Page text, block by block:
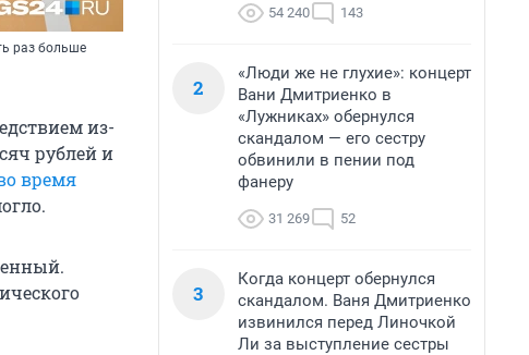
раз больше
из-
рублей и
время
54 240 143
2
«Люди же не глухие»: концерт
Вани Дмитриенко в
«Лужниках» обернулся
скандалом — его сестру
обвинили в пении под
фанеру
31 269 52
3
Когда концерт обернулся
скандалом. Ваня Дмитриенко
извинился перед Линочкой
Ли за выступление сестры